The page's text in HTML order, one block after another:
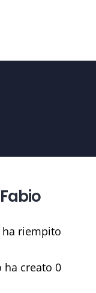
riempito
ha creato 0